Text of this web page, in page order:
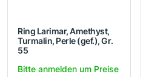
Ring Larimar, Amethyst,
Turmalin, Perle (gef.), Gr.
55
Bitte anmelden um Preise